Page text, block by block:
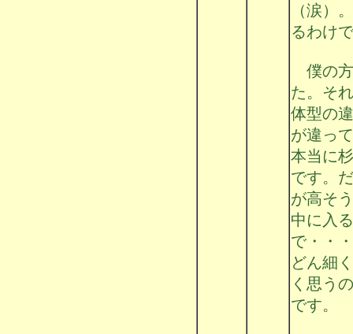
（涙）
るわけ
僕の方
た。そ
体型の
が違っ
本当に
です。
が高そ
中に入
で・・
どん細
く思う
です。